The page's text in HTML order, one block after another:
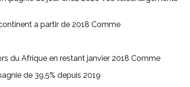
a partir de 2018 Comme
du Afrique en restant janvier 2018 Comme
de 39,5% depuis 2019